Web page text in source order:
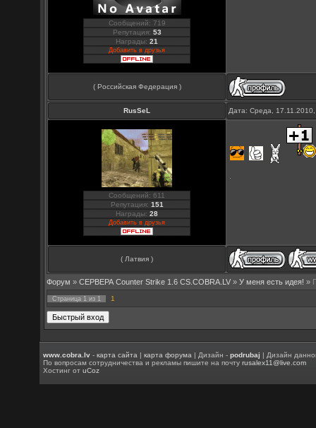
Сообщений: 719
Репутация: 53
Награды:21
Добавить в друзья
( Российская Федерация )
RusSeL Дата: Среда,
Сообщений: 611
Репутация: 151
Награды:28
Добавить в друзья
( Латвия )
Форум » СЕРВЕРА Counter Strike 1.6 CS.COBRA.LV » У меня есть идея! »
Страница 1 из 1 1
www.cobra.lv -карта сайта |карта форума | Дизайн -podrubaj | Дизайн
По вопросам сотрудничества и рекламы пишите на почтуrusalex11@live.com
Хостинг отuCoz